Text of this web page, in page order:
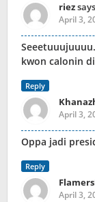
riez
April 3,
kwon calonin
Reply
April 3,
Oppa jadi
Reply
April 3,